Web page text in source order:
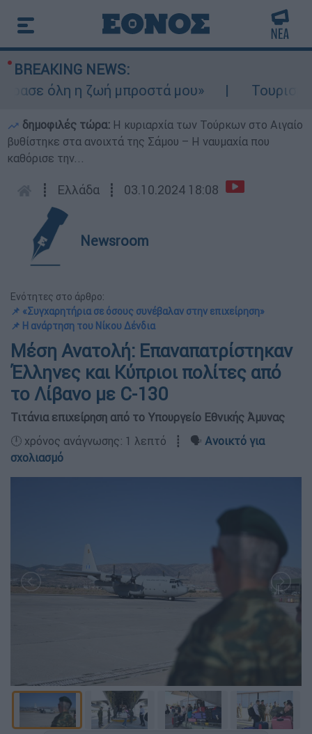
BREAKING NEWS:
όλη η ζωή μπροστά μου»
δημοφιλές τώρα: Η κυριαρχία των Τούρκων στο Αιγαίο
βυθίστηκε στα ανοιχτά της Σάμου – Η ναυμαχία που
καθόρισε την...
┋ Ελλάδα ┋ 03.10.2024 18:08
Newsroom
Ενότητες στο άρθρο:
📌 «Συγχαρητήρια σε όσους συνέβαλαν στην επιχείρηση»
📌 Η ανάρτηση του Νίκου Δένδια
Μέση Ανατολή: Επαναπατρίστηκαν
Έλληνες και Κύπριοι πολίτες από
το Λίβανο με C-130
Τιτάνια επιχείρηση από το Υπουργείο Εθνικής Άμυνας
🕛 χρόνος ανάγνωσης: 1 λεπτό ┋ 🗣️ Ανοικτό για
σχολιασμό